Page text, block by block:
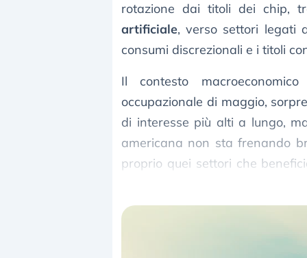
rotazione dai titoli dei chip,
artificiale, verso settori legati
consumi discrezionali e i titoli
Il contesto
occupazionale di maggio,
di interesse più alti a lungo,
americana non sta frenando
proprio quei settori che